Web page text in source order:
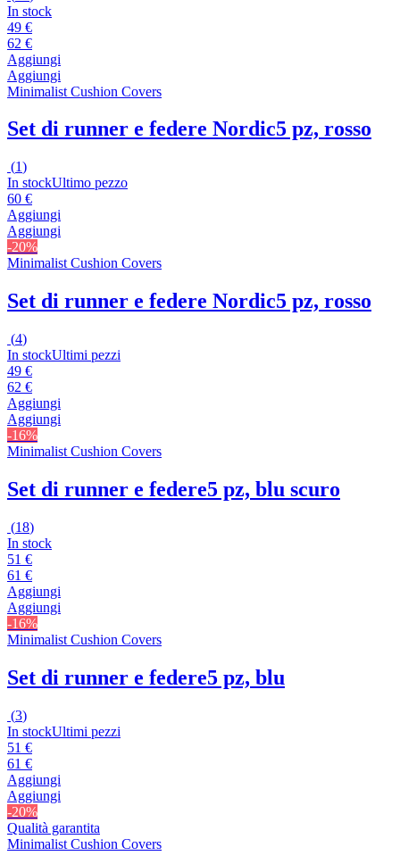
In stock
49 €
62 €
Aggiungi
Aggiungi
Minimalist Cushion Covers
Set di runner e federe Nordic5 pz, rosso
(1)
In stockUltimo pezzo
60 €
Aggiungi
Aggiungi
-20%
Minimalist Cushion Covers
Set di runner e federe Nordic5 pz, rosso
(4)
In stockUltimi pezzi
49 €
62 €
Aggiungi
Aggiungi
-16%
Minimalist Cushion Covers
Set di runner e federe5 pz, blu scuro
(18)
In stock
51 €
61 €
Aggiungi
Aggiungi
-16%
Minimalist Cushion Covers
Set di runner e federe5 pz, blu
(3)
In stockUltimi pezzi
51 €
61 €
Aggiungi
Aggiungi
-20%
Qualità garantita
Minimalist Cushion Covers